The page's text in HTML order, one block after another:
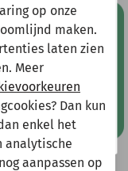
jou? Mis geen aanbiedingen!
plaatsen
bij het plaatsen
op onze
maken.
laten zien
Meer
Dan kun
enkel het
analytische
aanpassen op